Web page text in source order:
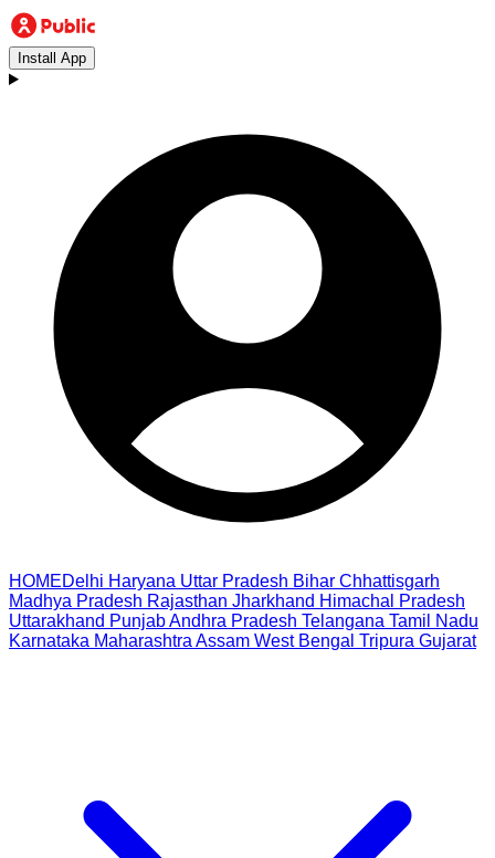
Install App
HOMEDelhi Haryana Uttar Pradesh Bihar Chhattisgarh
Madhya Pradesh Rajasthan Jharkhand Himachal Pradesh
Uttarakhand PunjabAndhra Pradesh Telangana Tamil Nadu
Karnataka Maharashtra Assam West Bengal Tripura Gujarat